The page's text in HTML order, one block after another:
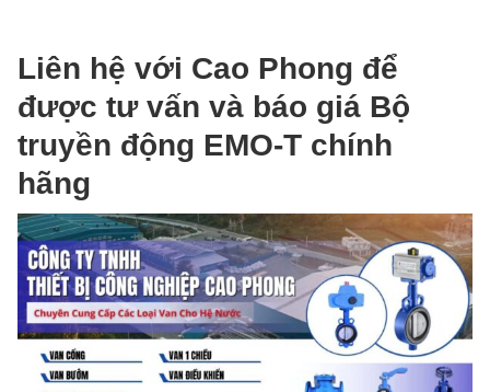
Liên hệ với Cao Phong để
được tư vấn và báo giá Bộ
truyền động EMO-T chính
hãng